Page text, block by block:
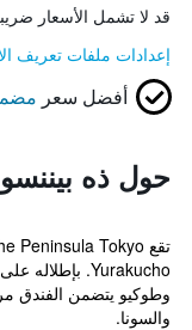
قد لا تشمل الأسعار
إعدادات ملفات تعريف
أفضل سعر
حول ذه
وطوكيو يتضمن الفندق
والسونا.